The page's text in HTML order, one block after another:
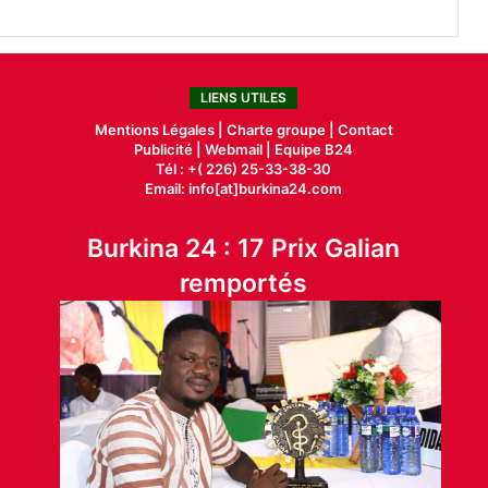
LIENS UTILES
Mentions Légales | Charte groupe | Contact
Publicité |Webmail |
Equipe B24
Tél : +( 226) 25-33-38-30
Email: info[at]burkina24.com
Burkina 24 : 17 Prix Galian
remportés